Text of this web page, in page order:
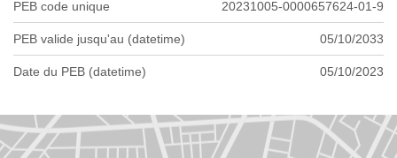
PEB code unique 20231005-0000657624-01-9
PEB valide jusqu'au (datetime) 05/10/2033
Date du PEB (datetime) 05/10/2023